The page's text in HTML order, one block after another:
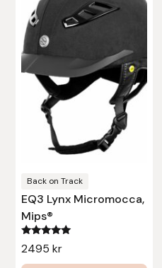
Back on Track
EQ3 Lynx Micromocca,
Mips®
Betygsatt
5.00
av 5
2495kr
har
flera
varianter.
De
olika
alternativen
produktsidan